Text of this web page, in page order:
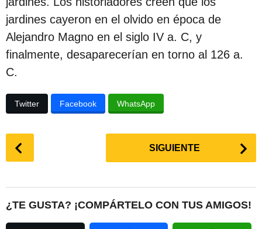
jardines cayeron en el olvido en época de
Alejandro Magno en el siglo IV a. C, y
finalmente, desaparecerían en torno al 126 a.
C.
Twitter Facebook WhatsApp
P
SIGUIENTE
¿TE GUSTA? ¡COMPÁRTELO CON TUS AMIGOS!